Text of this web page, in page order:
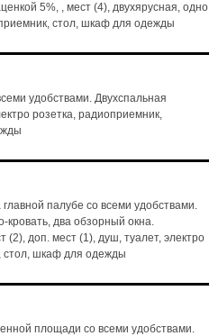
5%, , мест (4), двухярусная, одно
стол, шкаф для одежды
удобствами. Двухспальная
розетка, радиоприемник,
палубе со всеми удобствами.
кровать, два обзорный окна.
(2), доп. мест (1), душ, туалет, электро
стол, шкаф для одежды
площади со всеми удобствами.